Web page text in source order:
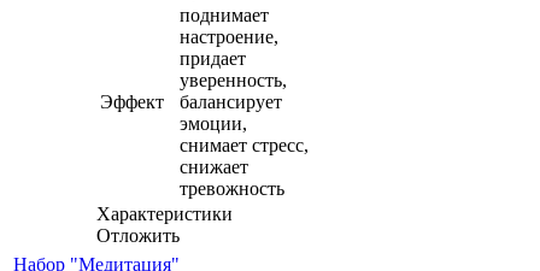
Эффект
поднимает
настроение,
придает
уверенность,
балансирует
эмоции,
снимает стресс,
снижает
тревожность
Характеристики
Отложить
Набор "Медитация"